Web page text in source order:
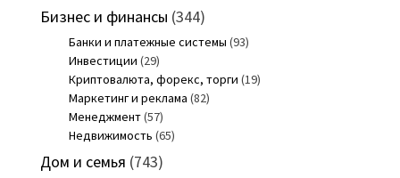
Бизнес и финансы (344)
Банки и платежные системы (93)
Инвестиции (29)
Криптовалюта, форекс, торги (19)
Маркетинг и реклама (82)
Менеджмент(57)
Недвижимость (65)
Дом и семья (743)